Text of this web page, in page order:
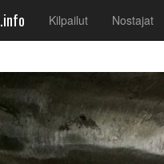
Kilpailut Nostajat